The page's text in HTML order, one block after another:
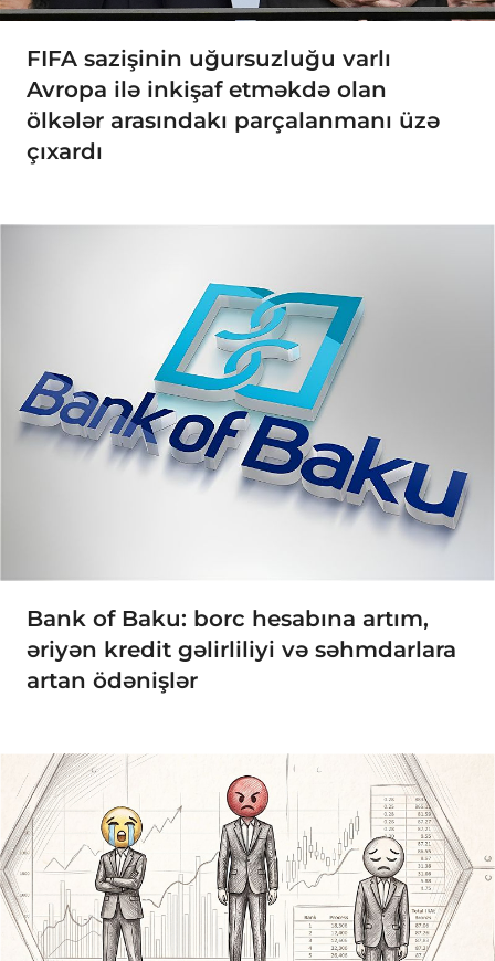
FIFA sazişinin uğursuzluğu varlı
Avropa ilə inkişaf etməkdə olan
ölkələr arasındakı parçalanmanı üzə
çıxardı
Bank of Baku: borc hesabına artım,
əriyən kredit gəlirliliyi və səhmdarlara
artan ödənişlər